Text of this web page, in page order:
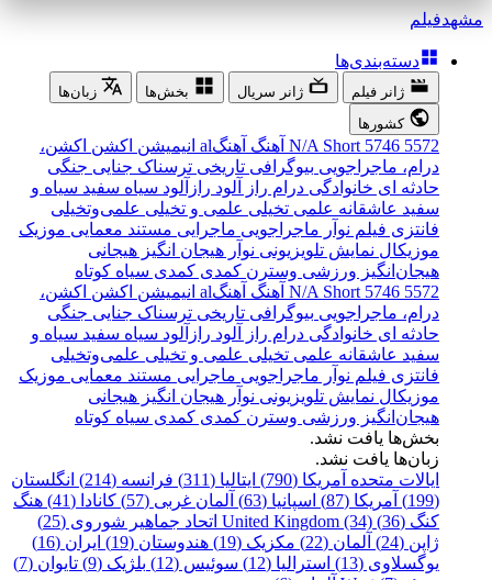
مشهدفیلم
دسته‌بندی‌ها
ژانر فیلم ژانر سریال بخش‌ها
زبان‌ها
کشورها
5572
5746
N/A Short آهنگ آهنگal انیمیشن اکشن اکشن،
درام، ماجراجویی بیوگرافی تاریخی ترسناک جنایی جنگی
حادثه ای خانوادگی درام راز آلود رازآلود سیاه سفید سیاه و
سفید عاشقانه علمی تخیلی علمی و تخیلی علمی‌و‌تخیلی
فانتزی فیلم نوآر ماجراجویی ماجرایی مستند معمایی موزیک
موزیکال نمایش تلویزیونی نوآر هیجان انگیز هیجانی
هیجان‌انگیز ورزشی وسترن کمدی کمدی سیاه کوتاه
5572
5746
N/A Short آهنگ آهنگal انیمیشن اکشن اکشن،
درام، ماجراجویی بیوگرافی تاریخی ترسناک جنایی جنگی
حادثه ای خانوادگی درام راز آلود رازآلود سیاه سفید سیاه و
سفید عاشقانه علمی تخیلی علمی و تخیلی علمی‌و‌تخیلی
فانتزی فیلم نوآر ماجراجویی ماجرایی مستند معمایی موزیک
موزیکال نمایش تلویزیونی نوآر هیجان انگیز هیجانی
هیجان‌انگیز ورزشی وسترن کمدی کمدی سیاه کوتاه
بخش‌ها یافت نشد.
زبان‌ها یافت نشد.
ایالات متحده آمریکا (790)
ایتالیا (311) فرانسه (214)
انگلستان
(199)
آمریکا (87) اسپانیا (63) آلمان غربی (57) کانادا (41)
هنگ
کنگ (36)
United Kingdom (34) اتحاد جماهیر شوروی (25)
ژاپن (24)
آلمان (22) مکزیک (19) هندوستان (19)
ایران (16)
یوگسلاوی (13)
استرالیا (12) سوئیس (12) بلژیک (9)
تایوان (7)